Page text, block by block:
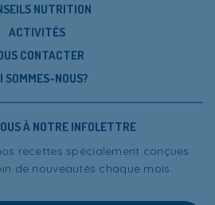
NUTRITION
ACTIVITÉS
CONTACTER
SOMMES-NOUS?
À NOTRE INFOLETTRE
recettes spécialement conçues
de nouveautés chaque mois.